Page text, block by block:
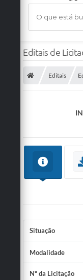
O que está
Editais de
Editais
Situação
Modalidade
Nº da Licitação